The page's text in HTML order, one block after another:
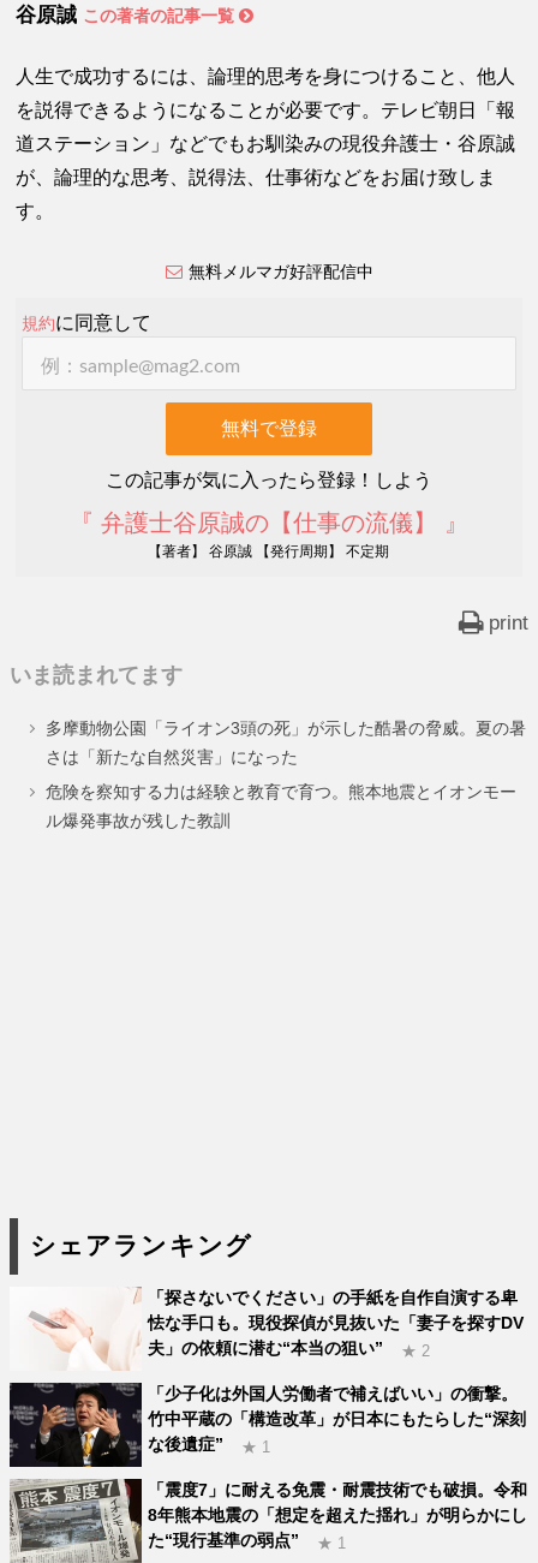
谷原誠 この著者の記事一覧
人生で成功するには、論理的思考を身につけること、他人
を説得できるようになることが必要です。テレビ朝日「報
道ステーション」などでもお馴染みの現役弁護士・谷原誠
が、論理的な思考、説得法、仕事術などをお届け致しま
す。
無料メルマガ好評配信中
規約に同意して
この記事が気に入ったら登録！しよう
『 弁護士谷原誠の【仕事の流儀】 』
【著者】 谷原誠 【発行周期】 不定期
print
いま読まれてます
多摩動物公園「ライオン3頭の死」が示した酷暑の脅威。夏の暑
さは「新たな自然災害」になった
危険を察知する力は経験と教育で育つ。熊本地震とイオンモー
ル爆発事故が残した教訓
シェアランキング
「探さないでください」の手紙を自作自演する卑
怯な手口も。現役探偵が見抜いた「妻子を探すDV
夫」の依頼に潜む“本当の狙い”
★ 2
「少子化は外国人労働者で補えばいい」の衝撃。
竹中平蔵の「構造改革」が日本にもたらした“深刻
な後遺症”
★ 1
「震度7」に耐える免震・耐震技術でも破損。令和
8年熊本地震の「想定を超えた揺れ」が明らかにし
た“現行基準の弱点”
★ 1